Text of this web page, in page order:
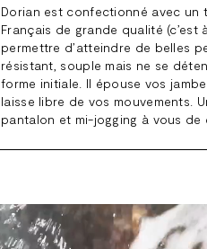
Dorian est confectionné avec un
Français de grande qualité (c’est
permettre d’atteindre de belles
résistant, souple mais ne se
forme initiale. Il épouse vos
laisse libre de vos mouvements.
pantalon et mi-jogging à vous de